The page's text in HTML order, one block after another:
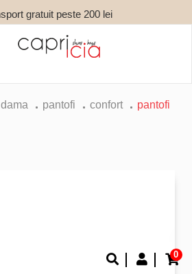
gratuit peste 200 lei
0
pantofi confort
pantofi